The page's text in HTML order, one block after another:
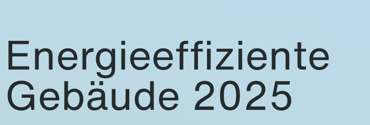
Energieeffiziente
Gebäude 2025